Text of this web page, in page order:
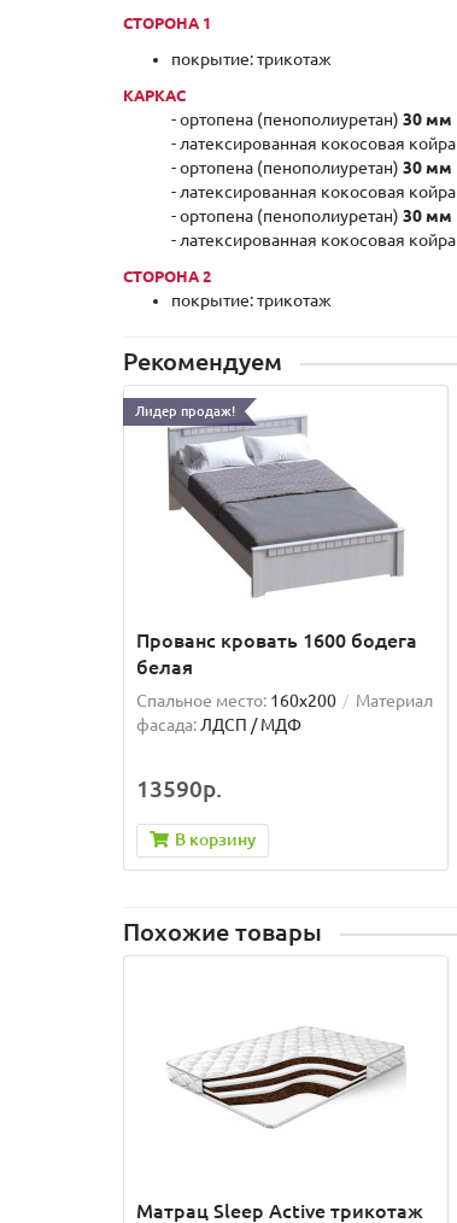
СТОРОНА 1
покрытие: трикотаж
КАРКАС
- ортопена (пенополиуретан) 30 мм
- латексированная кокосовая койра
- ортопена (пенополиуретан) 30 мм
- латексированная кокосовая койра
- ортопена (пенополиуретан) 30 мм
- латексированная кокосовая койра
СТОРОНА 2
покрытие: трикотаж
Рекомендуем
Лидер продаж!
Прованс кровать 1600 бодега
белая
Спальное место: 160x200
Материал
фасада: ЛДСП / МДФ
13590р.
В корзину
Похожие товары
Матрац Sleep Active трикотаж